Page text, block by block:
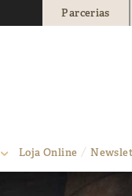
Parcerias
Loja Online